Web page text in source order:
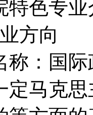
特色专
业方
：国际
定马克